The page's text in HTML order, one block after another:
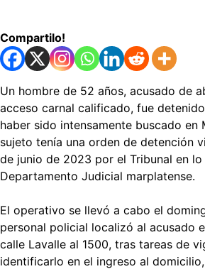
Compartilo!
Un hombre de 52 años, acusado de
acceso carnal calificado, fue
haber sido intensamente buscado en
sujeto tenía una orden de detención
de junio de 2023 por el Tribunal en lo
Departamento Judicial marplatense.
El operativo se llevó a cabo el
personal policial localizó al acusado
calle Lavalle al 1500, tras tareas de
identificarlo en el ingreso al